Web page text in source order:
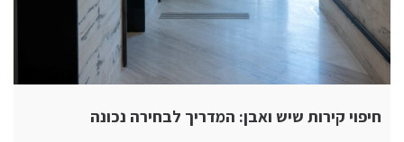
חיפוי קירות שיש ואבן: המדריך לבחירה נכונה